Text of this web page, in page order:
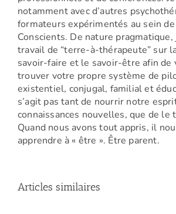
notamment avec d’autres
formateurs expérimentés au sein
Conscients. De nature pragmatique,
travail de “terre-à-thérapeute” sur
savoir-faire et le savoir-être afin de
trouver votre propre système de
existentiel, conjugal, familial et
s’agit pas tant de nourrir notre
connaissances nouvelles, que de le
Quand nous avons tout appris, il
apprendre à « être ». Être parent.
Articles similaires